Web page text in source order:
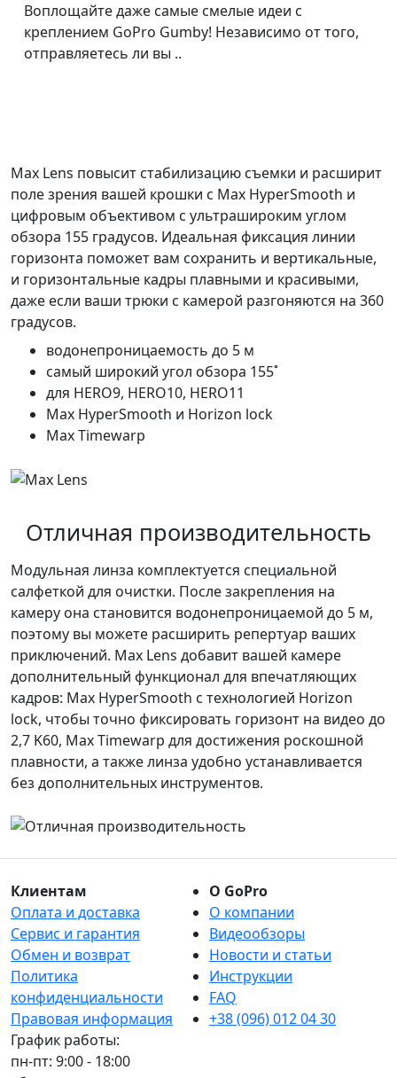
Воплощайте даже самые смелые идеи с
креплением GoPro Gumby! Независимо от того,
отправляетесь ли вы ..
Max Lens повысит стабилизацию съемки и расширит
поле зрения вашей крошки с Max HyperSmooth и
цифровым объективом с ультрашироким углом
обзора 155 градусов. Идеальная фиксация линии
горизонта поможет вам сохранить и вертикальные,
и горизонтальные кадры плавными и красивыми,
даже если ваши трюки с камерой разгоняются на 360
градусов.
водонепроницаемость до 5 м
самый широкий угол обзора 155˚
для HERO9, HERO10, HERO11
Max HyperSmooth и Horizon lock
Max Timewarp
Отличная производительность
Модульная линза комплектуется специальной
салфеткой для очистки. После закрепления на
камеру она становится водонепроницаемой до 5 м,
поэтому вы можете расширить репертуар ваших
приключений. Max Lens добавит вашей камере
дополнительный функционал для впечатляющих
кадров: Max HyperSmooth с технологией Horizon
lock, чтобы точно фиксировать горизонт на видео до
2,7 K60, Max Timewarp для достижения роскошной
плавности, а также линза удобно устанавливается
без дополнительных инструментов.
Клиентам
Оплата и доставка
Сервис и гарантия
Обмен и возврат
Политика
конфиденциальности
Правовая информация
График работы:
пн-пт: 9:00 - 18:00
О GoPro
О компании
Видеообзоры
Новости и статьи
Инструкции
FAQ
+38 (096) 012 04 30